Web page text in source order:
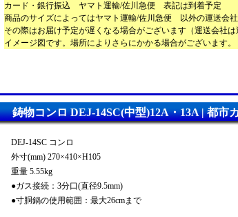
カード・銀行振込 ヤマト運輸/佐川急便 表記は到着予定
商品のサイズによってはヤマト運輸/佐川急便 以外の運送会社
その際はお届け予定が遅くなる場合がございます（運送会社は
イメージ図です。場所によりさらにかかる場合がございます。
鋳物コンロ DEJ-14SC(中型)12A・13A | 都市
DEJ-14SC コンロ
外寸(mm) 270×410×H105
重量 5.55kg
●ガス接続：3分口(直径9.5mm)
●寸胴鍋の使用範囲：最大26cmまで